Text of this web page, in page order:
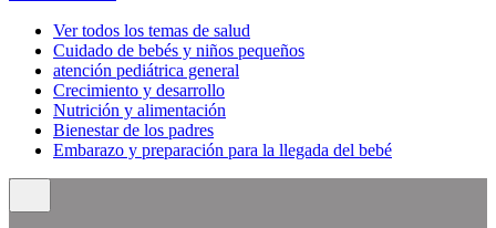
Ver todos los temas de salud
Cuidado de bebés y niños pequeños
atención pediátrica general
Crecimiento y desarrollo
Nutrición y alimentación
Bienestar de los padres
Embarazo y preparación para la llegada del bebé